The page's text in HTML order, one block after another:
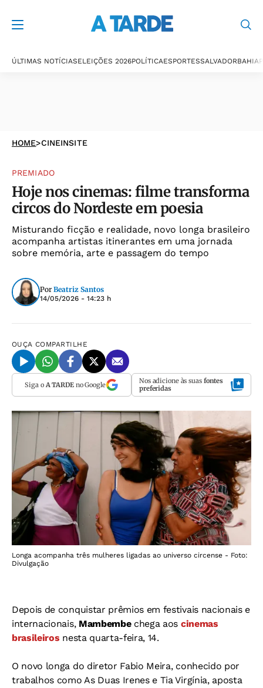
ÚLTIMAS NOTÍCIASELEIÇÕES 2026POLÍTICAESPORTESSALVADORBAHIA
HOME>CINEINSITE
PREMIADO
Hoje nos cinemas: filme transforma
circos do Nordeste em poesia
Misturando ficção e realidade, novo longa brasileiro
acompanha artistas itinerantes em uma jornada
sobre memória, arte e passagem do tempo
Por Beatriz Santos
14/05/2026 - 14:23 h
OUÇA COMPARTILHE
Siga o A TARDEno Google Nos adicione às suas fontes
preferidas
Longa acompanha três mulheres ligadas ao universo circense - Foto:
Divulgação
Depois de conquistar prêmios em festivais nacionais e
internacionais, Mambembechega aos cinemas
brasileiros nesta quarta-feira, 14.
O novo longa do diretor Fabio Meira, conhecido por
trabalhos como As Duas Irenes e Tia Virgínia, aposta